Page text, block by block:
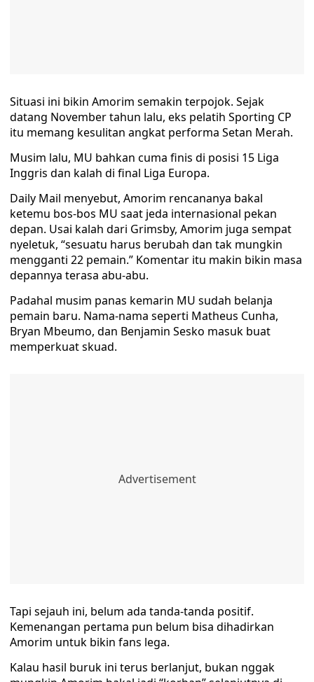
Situasi ini bikin Amorim semakin terpojok. Sejak
datang November tahun lalu, eks pelatih Sporting CP
itu memang kesulitan angkat performa Setan Merah.
Musim lalu, MU bahkan cuma finis di posisi 15 Liga
Inggris dan kalah di final Liga Europa.
Daily Mail menyebut, Amorim rencananya bakal
ketemu bos-bos MU saat jeda internasional pekan
depan. Usai kalah dari Grimsby, Amorim juga sempat
nyeletuk, “sesuatu harus berubah dan tak mungkin
mengganti 22 pemain.” Komentar itu makin bikin masa
depannya terasa abu-abu.
Padahal musim panas kemarin MU sudah belanja
pemain baru. Nama-nama seperti Matheus Cunha,
Bryan Mbeumo, dan Benjamin Sesko masuk buat
memperkuat skuad.
Tapi sejauh ini, belum ada tanda-tanda positif.
Kemenangan pertama pun belum bisa dihadirkan
Amorim untuk bikin fans lega.
Kalau hasil buruk ini terus berlanjut, bukan nggak